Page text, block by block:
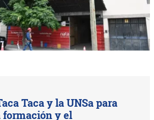
Taca y la UNSa para
formación y el